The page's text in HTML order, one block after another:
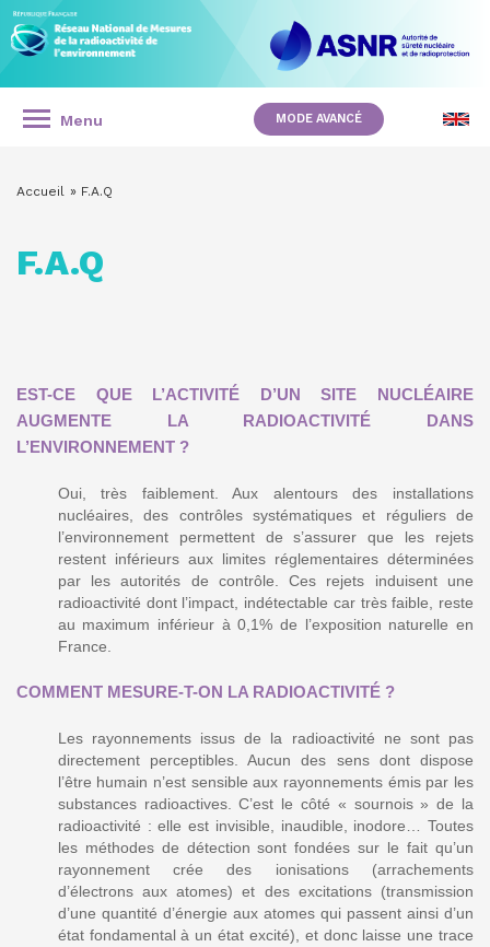
Panneau de gestion des cookies
Aller
au
contenu
RÉSEAU
NATIONAL
DE
DE
L'ENVIRONNEMENT
Menu MODE AVANCÉ
Accueil F.A.Q
F.A.Q
EST-CE QUE L’ACTIVITÉ D’UN SITE NUCLÉAIRE
AUGMENTE LA RADIOACTIVITÉ DANS
L’ENVIRONNEMENT ?
Oui, très faiblement. Aux alentours des installations
nucléaires, des contrôles systématiques et réguliers de
l’environnement permettent de s’assurer que les rejets
restent inférieurs aux limites réglementaires déterminées
par les autorités de contrôle. Ces rejets induisent une
radioactivité dont l’impact, indétectable car très faible, reste
au maximum inférieur à 0,1% de l’exposition naturelle en
France.
COMMENT MESURE-T-ON LA RADIOACTIVITÉ ?
Les rayonnements issus de la radioactivité ne sont pas
directement perceptibles. Aucun des sens dont dispose
l’être humain n’est sensible aux rayonnements émis par les
substances radioactives. C’est le côté « sournois » de la
radioactivité : elle est invisible, inaudible, inodore… Toutes
les méthodes de détection sont fondées sur le fait qu’un
rayonnement crée des ionisations (arrachements
d’électrons aux atomes) et des excitations (transmission
d’une quantité d’énergie aux atomes qui passent ainsi d’un
état fondamental à un état excité), et donc laisse une trace